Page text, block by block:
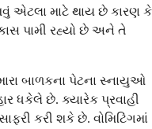
એટલા માટે થાય છે કારણ કે
પામી રહ્યો છે અને તે
બાળકના પેટના સ્નાયુઓ
ધકેલે છે. ક્યારેક પ્રવાહી
કરી શકે છે. વોમિટિંગમાં